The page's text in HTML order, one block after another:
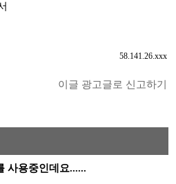
58.141.26.xxx
이글 광고글로 신고하기
사용중인데요......